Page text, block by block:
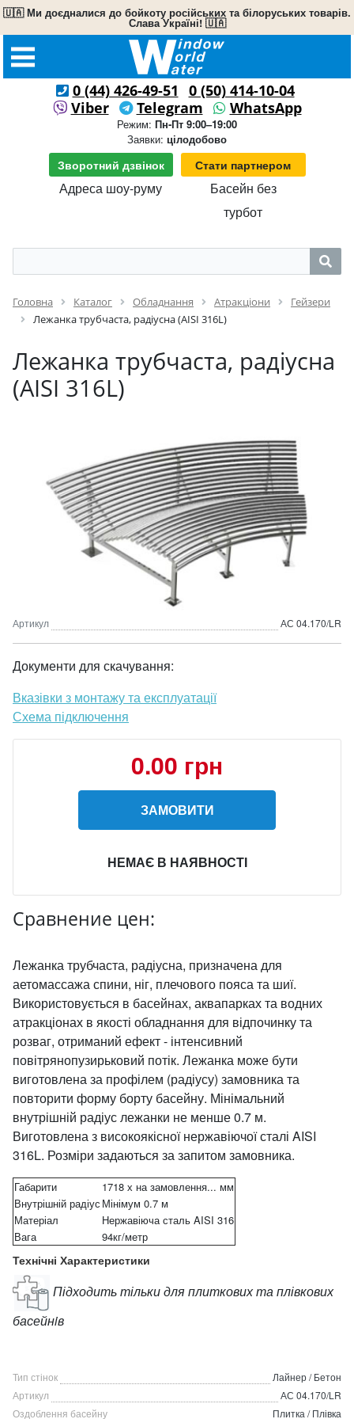
🇺🇦 Ми доєдналися до бойкоту російських та білоруських товарів.
Слава Україні! 🇺🇦
0 (44) 426-49-51
0 (50) 414-10-04
Viber
Telegram WhatsApp
Режим: Пн-Пт 9:00–19:00
Заявки: цілодобово
Зворотний дзвінок Стати партнером
Адреса шоу-руму
Басейн без
турбот
Головна Каталог Обладнання Атракціони
Гейзери
Лежанка трубчаста, радіусна (AISI 316L)
Лежанка трубчаста, радіусна
(AISI 316L)
Артикул АС 04.170/LR
Документи для скачування:
Вказівки з монтажу та експлуатації
Схема підключення
0.00 грн
ЗАМОВИТИ
НЕМАЄ В НАЯВНОСТІ
Сравнение цен:
Лежанка трубчаста, радіусна, призначена для
аетомассажа спини, ніг, плечового пояса та шиї.
Використовується в басейнах, аквапарках та водних
атракціонах в якості обладнання для відпочинку та
розваг, отриманий ефект - інтенсивний
повітрянопузирьковий потік. Лежанка може бути
виготовлена за профілем (радіусу) замовника та
повторити форму борту басейну. Мінімальний
внутрішній радіус лежанки не менше 0.7 м.
Виготовлена з високоякісної нержавіючої сталі AISI
316L. Розміри задаються за запитом замовника.
Технічні Характеристики
Габарити
1718 х на замовлення... мм
Внутрішній радіус Мінімум 0.7 м
Матеріал
Нержавіюча сталь AISI 316
Вага
94кг/метр
Підходить тільки для плиткових та плівкових
басейнiв
Тип стінок
Лайнер / Бетон
Артикул
АС 04.170/LR
Оздоблення басейну
Плитка / Плівка